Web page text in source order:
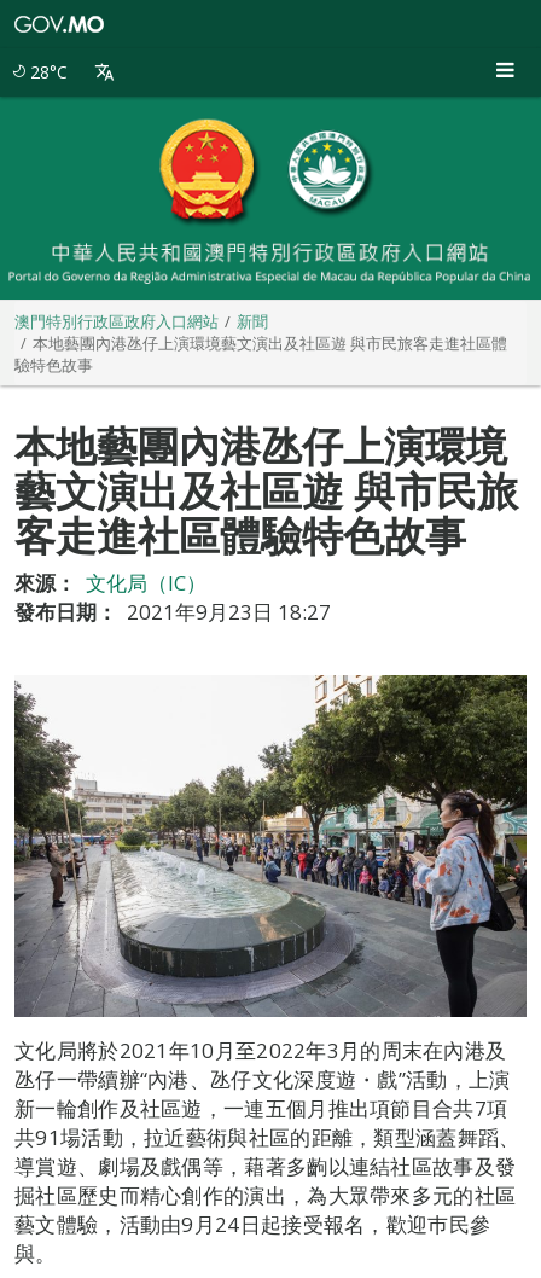
28°C
澳門特別行政區政府入口網站
新聞
本地藝團內港氹仔上演環境藝文演出及社區遊 與市民旅客走進社區體
驗特色故事
本地藝團內港氹仔上演環境
藝文演出及社區遊 與市民旅
客走進社區體驗特色故事
來源：
文化局（IC）
發布日期：
2021年9月23日 18:27
文化局將於2021年10月至2022年3月的周末在內港及
氹仔一帶續辦“內港、氹仔文化深度遊・戲”活動，上演
新一輪創作及社區遊，一連五個月推出項節目合共7項
共91場活動，拉近藝術與社區的距離，類型涵蓋舞蹈、
導賞遊、劇場及戲偶等，藉著多齣以連結社區故事及發
掘社區歷史而精心創作的演出，為大眾帶來多元的社區
藝文體驗，活動由9月24日起接受報名，歡迎巿民參
與。